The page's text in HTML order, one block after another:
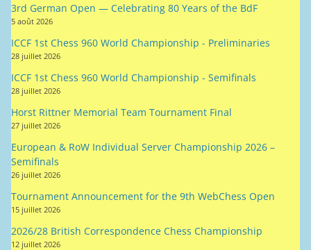
3rd German Open — Celebrating 80 Years of the BdF
5 août 2026
ICCF 1st Chess 960 World Championship - Preliminaries
28 juillet 2026
ICCF 1st Chess 960 World Championship - Semifinals
28 juillet 2026
Horst Rittner Memorial Team Tournament Final
27 juillet 2026
European & RoW Individual Server Championship 2026 –
Semifinals
26 juillet 2026
Tournament Announcement for the 9th WebChess Open
15 juillet 2026
2026/28 British Correspondence Chess Championship
12 juillet 2026